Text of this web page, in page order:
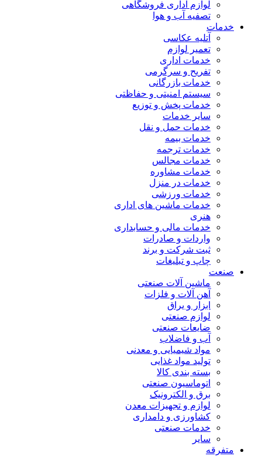
لوازم اداری فروشگاهی
تصفیه آب و هوا
خدمات
آتلیه عکاسی
تعمیر لوازم
خدمات اداری
تفریح و سرگرمی
خدمات بازرگانی
سیستم امنیتی و حفاظتی
خدمات پخش و توزیع
سایر خدمات
خدمات حمل و نقل
خدمات بیمه
خدمات ترجمه
خدمات مجالس
خدمات مشاوره
خدمات در منزل
خدمات ورزشی
خدمات ماشین های اداری
هنری
خدمات مالی و حسابداری
واردات و صادرات
ثبت شرکت و برند
چاپ و تبلیغات
صنعت
ماشین آلات صنعتی
آهن آلات و فلزات
ابزار و یراق
لوازم صنعتی
ضایعات صنعتی
آب و فاضلاب
مواد شیمیایی و معدنی
تولید مواد غذایی
بسته بندی کالا
اتوماسیون صنعتی
برق و الکترونیک
لوازم و تجهیزات معدن
کشاورزی و دامداری
خدمات صنعتی
سایر
متفرقه